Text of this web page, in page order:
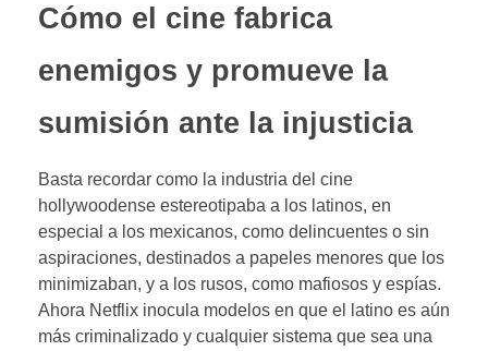
Cómo el cine fabrica
enemigos y promueve la
sumisión ante la injusticia
Basta recordar como la industria del cine
hollywoodense estereotipaba a los latinos, en
especial a los mexicanos, como delincuentes o sin
aspiraciones, destinados a papeles menores que los
minimizaban, y a los rusos, como mafiosos y espías.
Ahora Netflix inocula modelos en que el latino es aún
más criminalizado y cualquier sistema que sea una